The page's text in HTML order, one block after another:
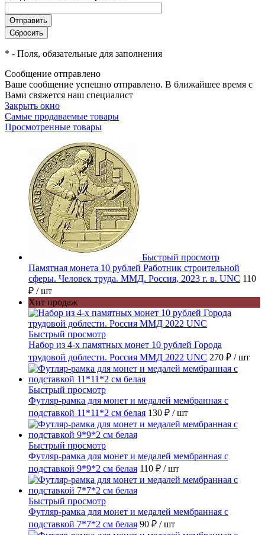
* - Поля, обязательные для заполнения
Сообщение отправлено
Ваше сообщение успешно отправлено. В ближайшее время с
Вами свяжется наш специалист
Закрыть окно
Самые продаваемые товары
Просмотренные товары
Быстрый просмотр
Памятная монета 10 рублей Работник строительной
сферы. Человек труда. ММД. Россия, 2023 г. в. UNC 110
₽ / шт
Хит продаж
Быстрый просмотр
Набор из 4-х памятных монет 10 рублей Города
трудовой доблести. Россия ММД 2022 UNC 270 ₽ / шт
Быстрый просмотр
Футляр-рамка для монет и медалей мембранная с
подставкой 11*11*2 см белая 130 ₽ / шт
Быстрый просмотр
Футляр-рамка для монет и медалей мембранная с
подставкой 9*9*2 см белая 110 ₽ / шт
Быстрый просмотр
Футляр-рамка для монет и медалей мембранная с
подставкой 7*7*2 см белая 90 ₽ / шт